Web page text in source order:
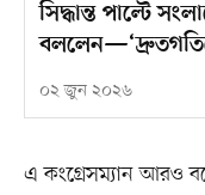
সিদ্ধান্ত পাল্টে
০২ জুন ২০২৬
এ কংগ্রেসম্যান আরও